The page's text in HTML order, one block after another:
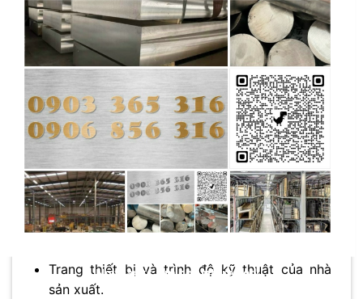
dao cắt.
Việc lựa chọn quy trình nhiệt luyện và gia công
phù hợp cho
cần dựa trên sự cân
nhắc kỹ lưỡng các yếu tố như:
Yêu cầu kỹ thuật của sản phẩm (độ bền, độ
dẻo, độ cứng, khả năng chống ăn mòn).
Hình dạng và kích thước của chi tiết.
Số lượng sản phẩm cần sản xuất.
Trang thiết bị và trình độ kỹ thuật của nhà
sản xuất.
No thanks, I’m not interested!